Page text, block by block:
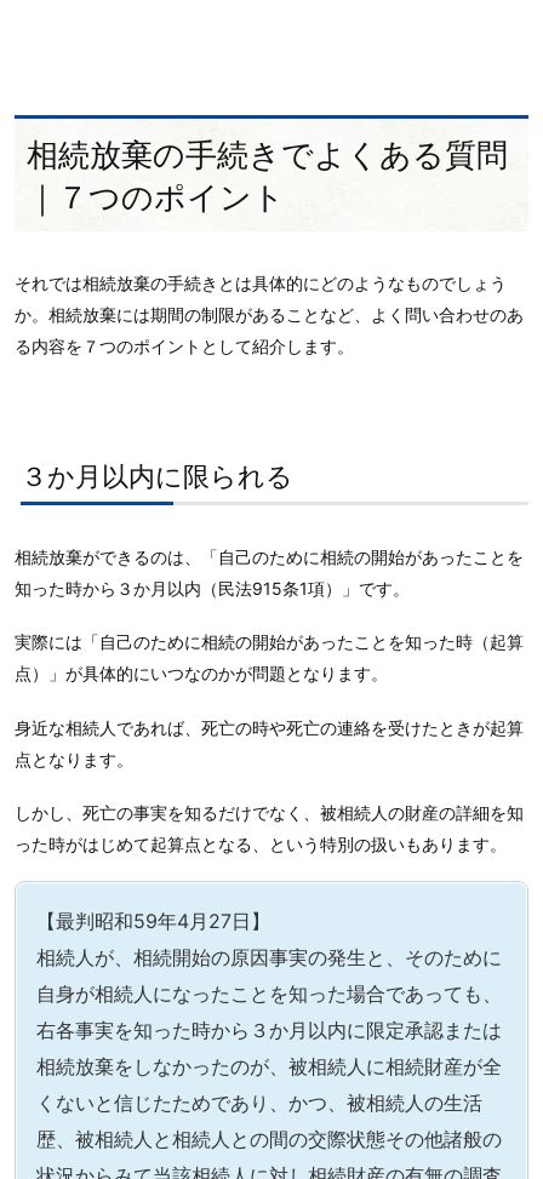
相続放棄の手続きでよくある質問
｜７つのポイント
それでは相続放棄の手続きとは具体的にどのようなものでしょう
か。相続放棄には期間の制限があることなど、よく問い合わせのあ
る内容を７つのポイントとして紹介します。
３か月以内に限られる
相続放棄ができるのは、「自己のために相続の開始があったことを
知った時から３か月以内（民法915条1項）」です。
実際には「自己のために相続の開始があったことを知った時（起算
点）」が具体的にいつなのかが問題となります。
身近な相続人であれば、死亡の時や死亡の連絡を受けたときが起算
点となります。
しかし、死亡の事実を知るだけでなく、被相続人の財産の詳細を知
った時がはじめて起算点となる、という特別の扱いもあります。
【最判昭和59年4月27日】
相続人が、相続開始の原因事実の発生と、そのために
自身が相続人になったことを知った場合であっても、
右各事実を知った時から３か月以内に限定承認または
相続放棄をしなかったのが、被相続人に相続財産が全
くないと信じたためであり、かつ、被相続人の生活
歴、被相続人と相続人との間の交際状態その他諸般の